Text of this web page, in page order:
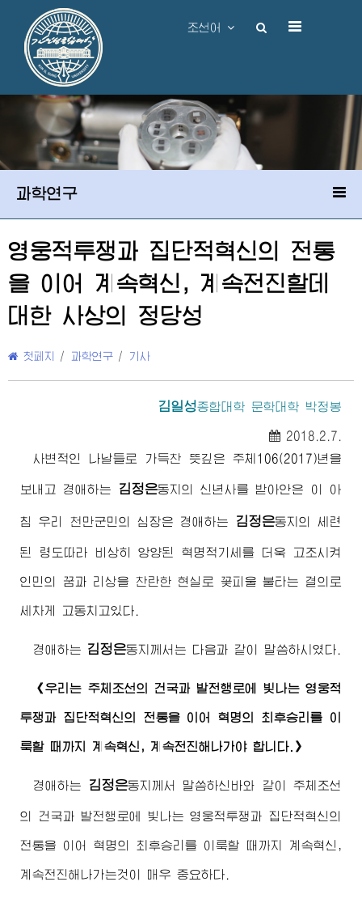
조선어
과학연구
영웅적투쟁과 집단적혁신의 전통
을 이어 계속혁신, 계속전진할데
대한 사상의 정당성
첫페지 / 과학연구 / 기사
김일성종합대학 문학대학 박정봉
2018.2.7.
사변적인 나날들로 가득찬 뜻깊은 주체106(2017)년을
보내고 경애하는 김정은동지 의 신년사를 받아안은 이 아
침 우리 천만군민의 심장은 경애하는 김정은동지 의 세련
된 령도따라 비상히 앙양된 혁명적기세를 더욱 고조시켜
인민의 꿈과 리상을 찬란한 현실로 꽃피울 불타는 결의로
세차게 고동치고있다.
경애하는 김정은동지 께서는 다음과 같이 말씀하시였다.
《우리는 주체조선의 건국과 발전행로에 빛나는 영웅적
투쟁과 집단적혁신의 전통을 이어 혁명의 최후승리를 이
룩할 때까지 계속혁신, 계속전진해나가야 합니다.》
경애하는 김정은동지 께서 말씀하신바와 같이 주체조선
의 건국과 발전행로에 빛나는 영웅적투쟁과 집단적혁신의
전통을 이어 혁명의 최후승리를 이룩할 때까지 계속혁신,
계속전진해나가는것이 매우 중요하다.